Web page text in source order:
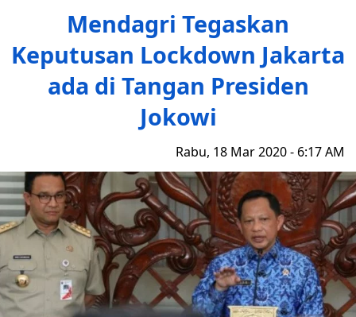
Mendagri Tegaskan
Keputusan Lockdown Jakarta
ada di Tangan Presiden
Jokowi
Rabu, 18 Mar 2020 - 6:17 AM